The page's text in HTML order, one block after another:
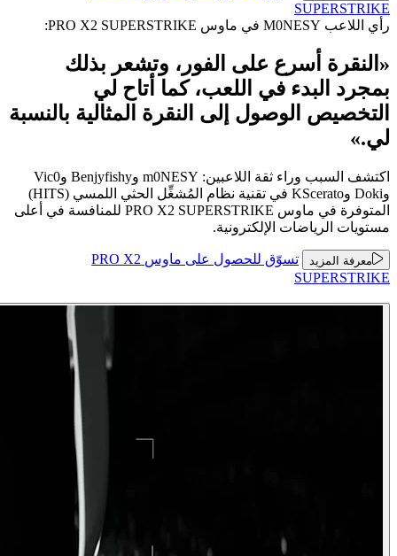
SUPERSTRIKE
رأي اللاعب M0NESY في ماوس ‏PRO X2 SUPERSTRIKE:
«النقرة أسرع على الفور، وتشعر بذلك
بمجرد البدء في اللعب، كما أتاح لي
التخصيص الوصول إلى النقرة المثالية بالنسبة
لي.»
اكتشف السبب وراء ثقة اللاعبين: m0NESY وBenjyfishy وVic0
وDoki وKScerato في تقنية نظام المُشغِّل الحثي اللمسي (HITS)
المتوفرة في ماوس PRO X2 SUPERSTRIKE للمنافسة في أعلى
مستويات الرياضات الإلكترونية.
معرفة المزيد
تسوّق للحصول على ماوس ‏PRO X2
SUPERSTRIKE